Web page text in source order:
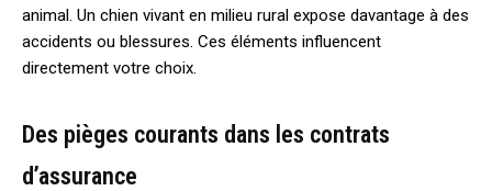
animal. Un chien vivant en milieu rural expose davantage à des
accidents ou blessures. Ces éléments influencent
directement votre choix.
Des pièges courants dans les contrats
d’assurance